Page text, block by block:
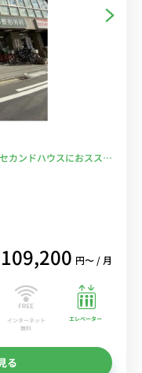
カンドハウスにおスス
109,200 円〜 / 月
インターネット
無料
エレベーター
る